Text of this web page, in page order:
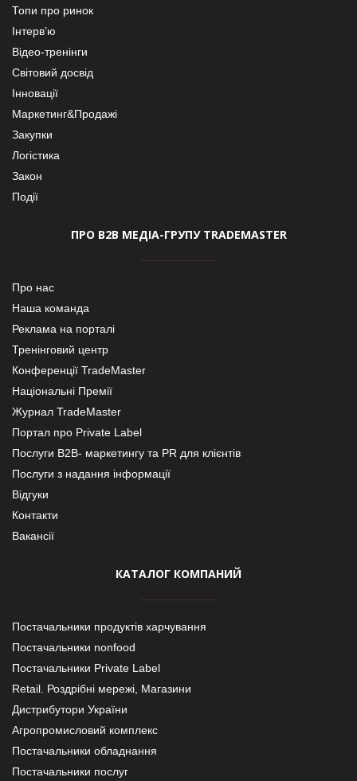
Топи про ринок
Інтерв’ю
Відео-тренінги
Світовий досвід
Інновації
Маркетинг&Продажі
Закупки
Логістика
Закон
Події
ПРО В2В МЕДІА-ГРУПУ TRADEMASTER
Про нас
Наша команда
Реклама на порталі
Тренінговий центр
Конференції TradeMaster
Національні Премії
Журнал TradeMaster
Портал про Private Label
Послуги В2В- маркетингу та PR для клієнтів
Послуги з надання інформації
Відгуки
Контакти
Вакансії
КАТАЛОГ КОМПАНИЙ
Постачальники продуктів харчування
Постачальники nonfood
Постачальники Private Label
Retail. Роздрібні мережі, Магазини
Дистрибутори України
Агропромисловий комплекс
Постачальники обладнання
Постачальники послуг